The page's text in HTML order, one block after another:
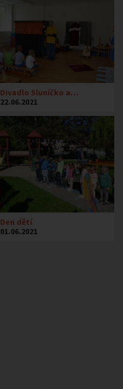
Divadlo Sluníčko a…
22.06.2021
Den dětí
01.06.2021